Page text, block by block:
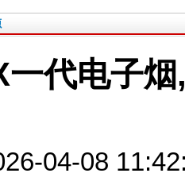
代电子
04-08